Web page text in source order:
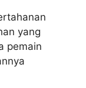
yang
pemain